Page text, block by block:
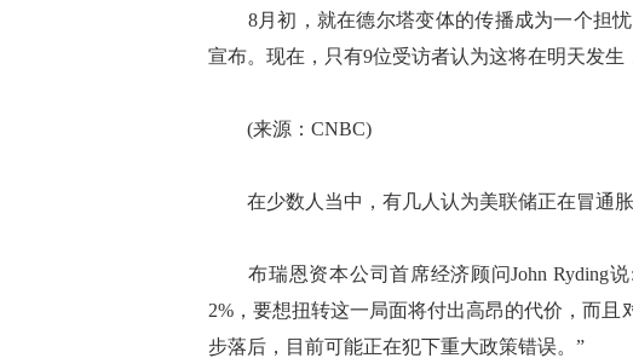
8月初，就在德尔塔变体的传播成为一个担忧
宣布。现在，只有9位受访者认为这将在明天发生
(来源：CNBC)
在少数人当中，有几人认为美联储正在冒通胀
布瑞恩资本公司首席经济顾问John Ryding说
2%，要想扭转这一局面将付出高昂的代价，而且
步落后，目前可能正在犯下重大政策错误。”